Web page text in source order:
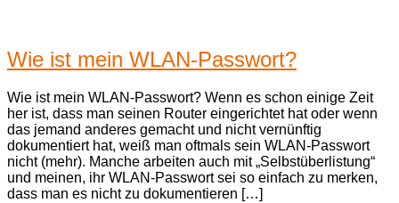
Wie ist mein WLAN-Passwort?
Wie ist mein WLAN-Passwort? Wenn es schon einige Zeit
her ist, dass man seinen Router eingerichtet hat oder wenn
das jemand anderes gemacht und nicht vernünftig
dokumentiert hat, weiß man oftmals sein WLAN-Passwort
nicht (mehr). Manche arbeiten auch mit „Selbstüberlistung“
und meinen, ihr WLAN-Passwort sei so einfach zu merken,
dass man es nicht zu dokumentieren […]